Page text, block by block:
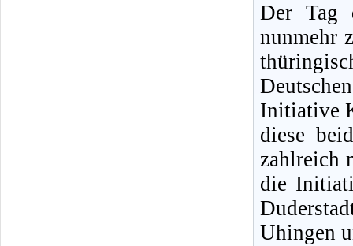
Der Tag
nunmehr
Initiative
diese
zahlreich
die
Uhingen